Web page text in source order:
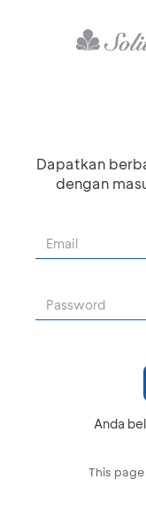
Dapatkan
dengan
Anda
This